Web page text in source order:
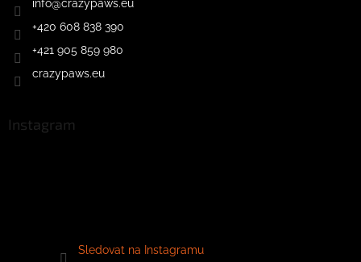
info@crazypaws.eu
+420 608 838 390
+421 905 859 980
crazypaws.eu
Instagram
Sledovat na Instagramu